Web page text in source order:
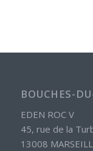
BOUCHES-
EDEN ROC V
45, rue de la
13008